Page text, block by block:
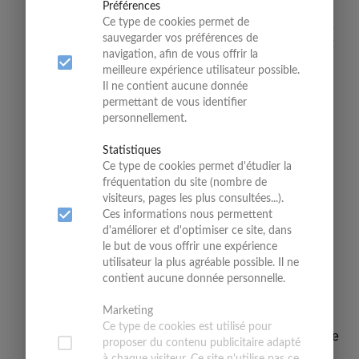
Guillaume le Conquérant, vainqueur de la
bataille d’Hastings et descendant direct du duc de
Normandie, accède au trône d’Angleterre, mettant
à nouveau un ennemi puissant aux portes de la
France et… à quelques pas de Chaumont, à
Philippe 1 er renforce les fortifications, en
pierre, et modernise le château. Il sécurise
également le bourg d’en haut en l’entourant d’une
enceinte ;
Henri II Plantagenêt, roi d’Angleterre
incendie le village, lors d’une attaque de la
forteresse ; les villageois excédés reconstruisent
ce dernier au pied de la colline et le dote de
remparts fermés par quatre portes ;
Philippe Auguste accorde à Chaumont des
franchises communales en raison de la fidélité du
la Normandie est rattachée au Royaume de
France, la forteresse devenue inutile se dégrade
peu à peu, mais servit encore pendant la guerre de
Cents Ans, durant laquelle Chaumont fut occupé
Préférences
Ce type de cookies permet de
sauvegarder vos préférences de
navigation, afin de vous offrir la
meilleure expérience utilisateur possible.
Il ne contient aucune donnée
permettant de vous identifier
personnellement.
Statistiques
Ce type de cookies permet d'étudier la
fréquentation du site (nombre de
visiteurs, pages les plus consultées...).
Ces informations nous permettent
d'améliorer et d'optimiser ce site, dans
le but de vous offrir une expérience
utilisateur la plus agréable possible. Il ne
contient aucune donnée personnelle.
Marketing
Ce type de cookies est utilisé pour
proposer du contenu publicitaire adapté